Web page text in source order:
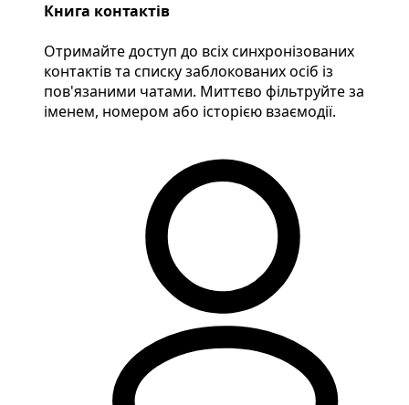
Книга контактів
Отримайте доступ до всіх синхронізованих
контактів та списку заблокованих осіб із
пов'язаними чатами. Миттєво фільтруйте за
іменем, номером або історією взаємодії.